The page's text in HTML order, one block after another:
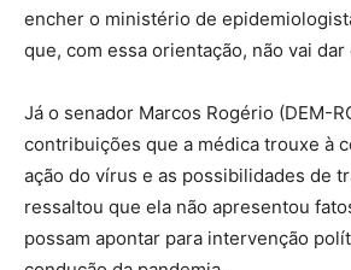
encher o ministério de
que, com essa orientação, não vai
Já o senador Marcos Rogério (DEM-
contribuições que a médica trouxe à
ação do vírus e as possibilidades de
ressaltou que ela não apresentou
possam apontar para intervenção